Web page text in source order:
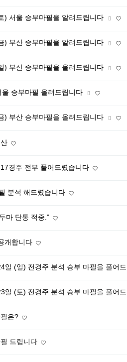
) 서울 승부마필을 알려드립니다
) 부산 승부마필을 알려드립니다
) 부산 승부마필을 올려드립니다
승부마필 올려드립니다
) 부산 승부마필을 올려드립니다
경주 전부 풀어드렸습니다
분석 해드렸습니다
마 단통 적중.”
개합니다
일 (일) 전경주 분석 승부 마필을 풀어
일 (토) 전경주 분석 승부 마필을 풀어
은?
드립니다